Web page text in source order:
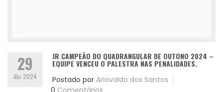
29
Abr 2024
JR CAMPEÃO DO QUADRANGULAR DE OUTONO 2024 –
EQUIPE VENCEU O PALESTRA NAS PENALIDADES.
Postado por Ariovaldo dos Santos
0 Comentários